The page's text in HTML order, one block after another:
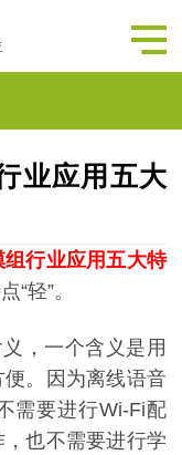
业应用五大
行业应用五大特
“轻”。
，一个含义是用
。因为离线语音
需要进行Wi-Fi配
也不需要进行学